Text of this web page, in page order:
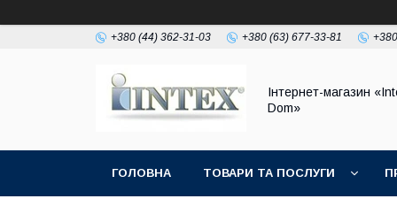
+380 (44) 362-31-03 +380 (63) 677-33-81
Інтернет-магазин
Dom»
ГОЛОВНА ТОВАРИ ТА ПОСЛУГИ